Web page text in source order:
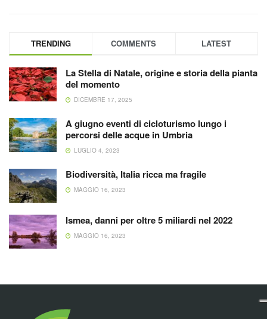
TRENDING COMMENTS LATEST
La Stella di Natale, origine e storia della pianta
del momento
DICEMBRE 17, 2025
A giugno eventi di cicloturismo lungo i
percorsi delle acque in Umbria
LUGLIO 4, 2023
Biodiversità, Italia ricca ma fragile
MAGGIO 16, 2023
Ismea, danni per oltre 5 miliardi nel 2022
MAGGIO 16, 2023